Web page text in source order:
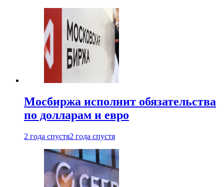
Мосбиржа исполнит обязательства
по долларам и евро
2 года спустя2 года спустя